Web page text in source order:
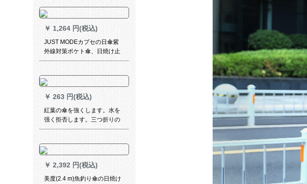
JD 639
￥ 1,264 円(税込)
JUST MODEカプセの日傘紫
外線対策ポケト傘、日焼け止
めパソル、女性の破片嵐
￥ 263 円(税込)
紅葉の傘を強くします。水を
强く拒否します。三つ折りの
ビジネ傘と晴雨兼用傘8674。
￥ 2,392 円(税込)
美度(2.4 m)魚釣り傘の日焼け